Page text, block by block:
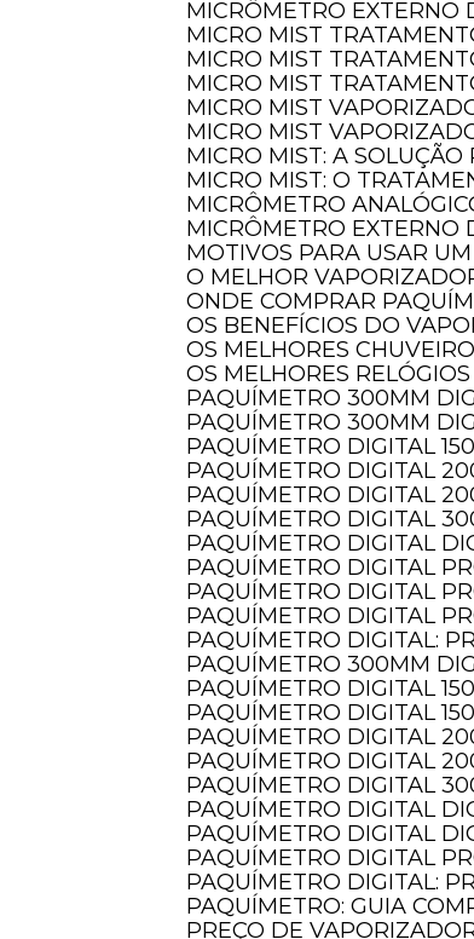
MICRÔMETRO
MICRO MIST
MICRO MIST
MICRO MIST
MICRO MIST
MICRO MIST
MICRO MIST: A
MICRO MIST: O
MICRÔMETRO
MICRÔMETRO
MOTIVOS PARA USAR
O MELHOR
ONDE COMPRAR
OS BENEFÍCIOS DO
OS MELHORES
OS MELHORES
PAQUÍMETRO 300MM
PAQUÍMETRO 300MM
PAQUÍMETRO DIGITAL
PAQUÍMETRO DIGITAL
PAQUÍMETRO DIGITAL
PAQUÍMETRO DIGITAL
PAQUÍMETRO DIGITAL
PAQUÍMETRO DIGITAL
PAQUÍMETRO DIGITAL
PAQUÍMETRO DIGITAL
PAQUÍMETRO DIGITAL:
PAQUÍMETRO 300MM
PAQUÍMETRO DIGITAL
PAQUÍMETRO DIGITAL
PAQUÍMETRO DIGITAL
PAQUÍMETRO DIGITAL
PAQUÍMETRO DIGITAL
PAQUÍMETRO DIGITAL
PAQUÍMETRO DIGITAL
PAQUÍMETRO DIGITAL
PAQUÍMETRO DIGITAL:
PAQUÍMETRO: GUIA
PREÇO DE